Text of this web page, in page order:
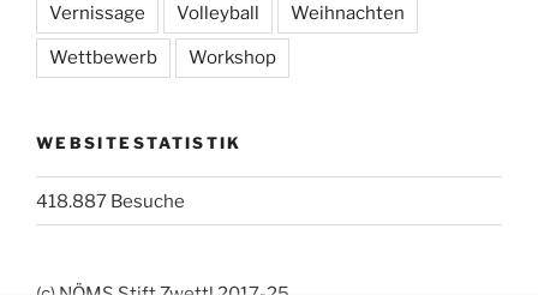
Vernissage Volleyball Weihnachten
Wettbewerb Workshop
WEBSITESTATISTIK
418.887 Besuche